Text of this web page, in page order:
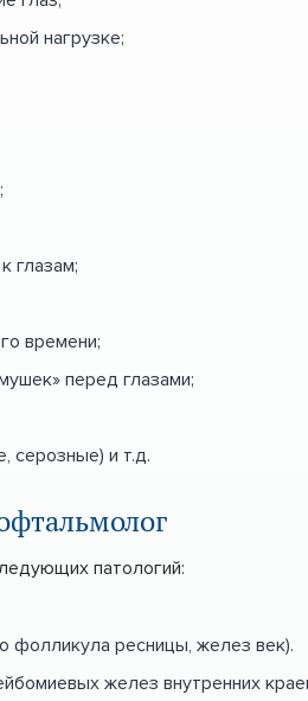
нагрузке;
глазам;
времени;
перед глазами;
серозные) и т.д.
патологий:
фолликула ресницы, желез век).
желез внутренних